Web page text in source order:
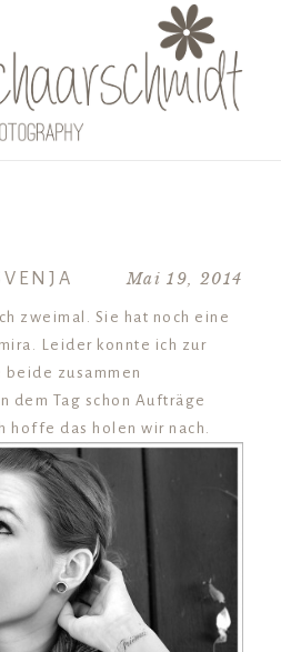
Mai 19, 2014
zweimal. Sie hat noch eine
Leider konnte ich zur
zusammen
dem Tag schon Aufträge
hoffe das holen wir nach.